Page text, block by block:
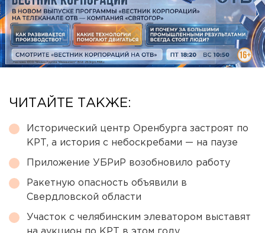
ЧИТАЙТЕ ТАКЖЕ:
Исторический центр Оренбурга застроят по
КРТ, а история с небоскребами — на паузе
Приложение УБРиР возобновило работу
Ракетную опасность объявили в
Свердловской области
Участок с челябинским элеватором выставят